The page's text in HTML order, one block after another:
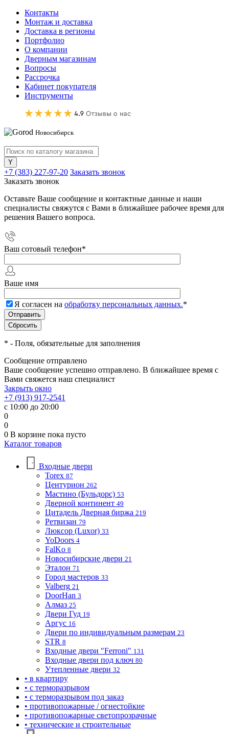
Контакты
Монтаж и доставка
Доставка в регионы
Портфолио
О компании
Дверным магазинам
Вопросы
Рассрочка
Кабинет покупателя
Инструменты
Новосибирск
+7 (383) 227-97-20 Заказать звонок
Заказать звонок
Оставьте Ваше сообщение и контактные данные и наши
специалисты свяжутся с Вами в ближайшее рабочее время для
решения Вашего вопроса.
Ваш сотовый телефон*
Ваше имя
Я согласен на обработку персональных данных.*
* - Поля, обязательные для заполнения
Сообщение отправлено
Ваше сообщение успешно отправлено. В ближайшее время с
Вами свяжется наш специалист
Закрыть окно
+7 (913) 917-2541
с 10:00 до 20:00
0
0
0 В корзине пока пусто
Каталог товаров
Входные двери
Torex 87
Центурион 262
Мастино (Бульдорс) 53
Дверной континент 49
Цитадель Дверная биржа 219
Ретвизан 79
Люксор (Luxor) 33
YoDoors 4
FalKo 8
Новосибирские двери 21
Эталон 71
Город мастеров 33
Valberg 21
DoorHan 3
Алмаз 25
Двери Гуд 19
Аргус 16
Двери по индивидуальным размерам 23
STR 8
Входные двери "Ferroni" 131
Входные двери под ключ 80
Утепленные двери 32
• в квартиру
• с терморазрывом
• с терморазрывом под заказ
• противопожарные / огнестойкие
• противопожарные светопрозрачные
• технические и строительные